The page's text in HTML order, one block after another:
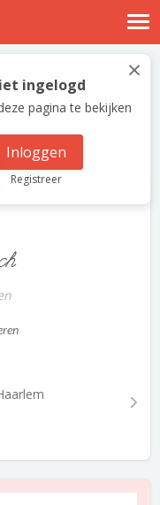
×
ingelogd
pagina te bekijken
Inloggen
Registreer